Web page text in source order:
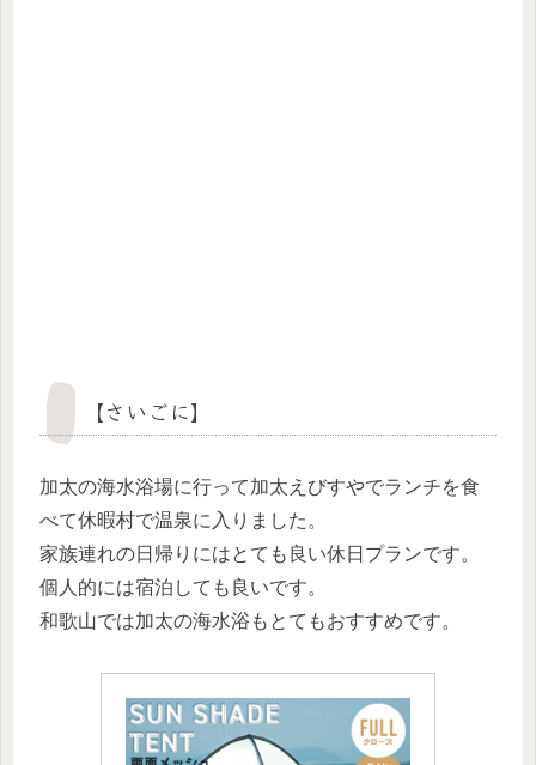
【さいごに】
加太の海水浴場に行って加太えびすやでランチを食
べて休暇村で温泉に入りました。
家族連れの日帰りにはとても良い休日プランです。
個人的には宿泊しても良いです。
和歌山では加太の海水浴もとてもおすすめです。